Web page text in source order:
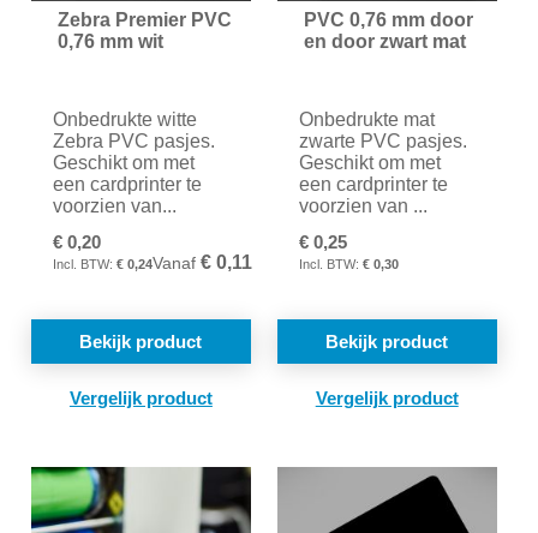
Zebra Premier PVC
0,76 mm wit
Onbedrukte witte
Zebra PVC pasjes.
Geschikt om met
een cardprinter te
voorzien van...
€ 0,20
€ 0,24Vanaf € 0,11
Bekijk product
TOEVOEGEN
TE
VERGELIJKEN
PVC 0,76 mm door
en door zwart mat
Onbedrukte mat
zwarte PVC pasjes.
Geschikt om met
een cardprinter te
voorzien van ...
€ 0,25
€ 0,30
Bekijk product